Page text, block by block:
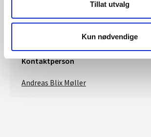
Tillat utvalg
Kun nødvendige
Oppdragsbrev 19.12.2024
Kontaktperson
Andreas Blix Møller